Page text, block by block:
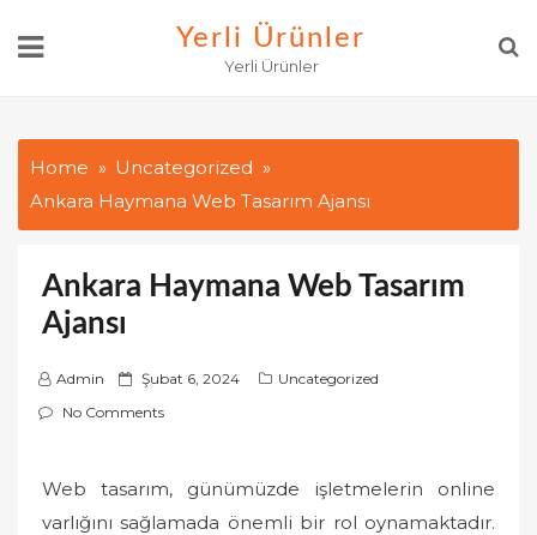
Yerli Ürünler
Yerli Ürünler
Home
Uncategorized
Ankara Haymana Web Tasarım Ajansı
Ankara Haymana Web Tasarım
Ajansı
Admin
P
o
e
d
Şubat 6, 2024
Uncategorized
No Comments
Web tasarım, günümüzde işletmelerin online
varlığını sağlamada önemli bir rol oynamaktadır.